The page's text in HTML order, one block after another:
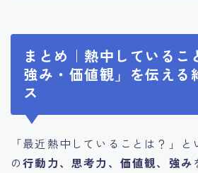
まとめ｜熱中しているこ
強み・価値観」を伝える
ス
「最近熱中していることは？」
の行動力、思考力、価値観、強み